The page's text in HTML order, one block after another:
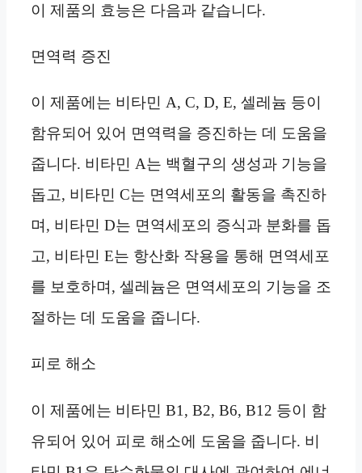
이 제품의 효능은 다음과 같습니다.
면역력 증진
이 제품에는 비타민 A, C, D, E, 셀레늄 등이
함유되어 있어 면역력을 증진하는 데 도움을
줍니다. 비타민 A는 백혈구의 생성과 기능을
돕고, 비타민 C는 면역세포의 활동을 촉진하
며, 비타민 D는 면역세포의 증식과 분화를 돕
고, 비타민 E는 항산화 작용을 통해 면역세포
를 보호하며, 셀레늄은 면역세포의 기능을 조
절하는 데 도움을 줍니다.
피로 해소
이 제품에는 비타민 B1, B2, B6, B12 등이 함
유되어 있어 피로 해소에 도움을 줍니다. 비